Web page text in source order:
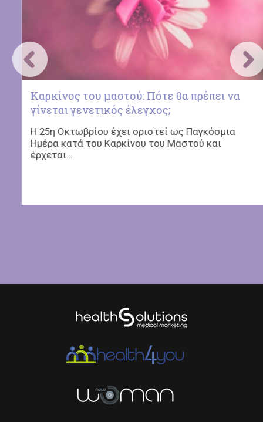
Καρκίνος του μαστού: Πότε θα πρέπει να
γίνεται γενετικός έλεγχος;
Η 25η Οκτωβρίου έχει οριστεί ως Παγκόσμια
Ημέρα κατά του Καρκίνου του Μαστού και
έρχεται…